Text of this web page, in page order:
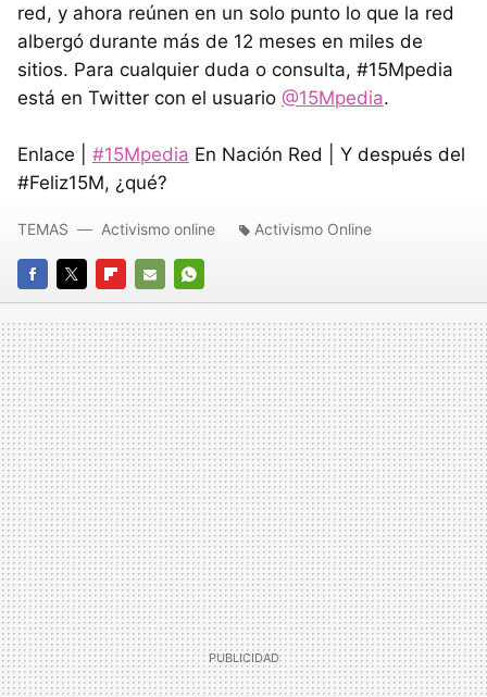
red, y ahora reúnen en un solo punto lo que la red
albergó durante más de 12 meses en miles de
sitios. Para cualquier duda o consulta, #15Mpedia
está en Twitter con el usuario @15Mpedia.
Enlace | #15Mpedia En Nación Red | Y después del
#Feliz15M, ¿qué?
FACEBOOK
TWITTERFLIPBOARD
E-
MAIL
WHATSAPP
TEMAS Activismo online Activismo Online